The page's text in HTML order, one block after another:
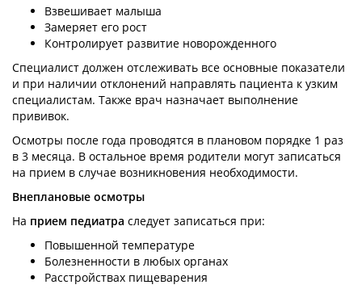
Взвешивает малыша
Замеряет его рост
Контролирует развитие новорожденного
Специалист должен отслеживать все основные показатели
и при наличии отклонений направлять пациента к узким
специалистам. Также врач назначает выполнение
прививок.
Осмотры после года проводятся в плановом порядке 1 раз
в 3 месяца. В остальное время родители могут записаться
на прием в случае возникновения необходимости.
Внеплановые осмотры
На прием педиатра следует записаться при:
Повышенной температуре
Болезненности в любых органах
Расстройствах пищеварения